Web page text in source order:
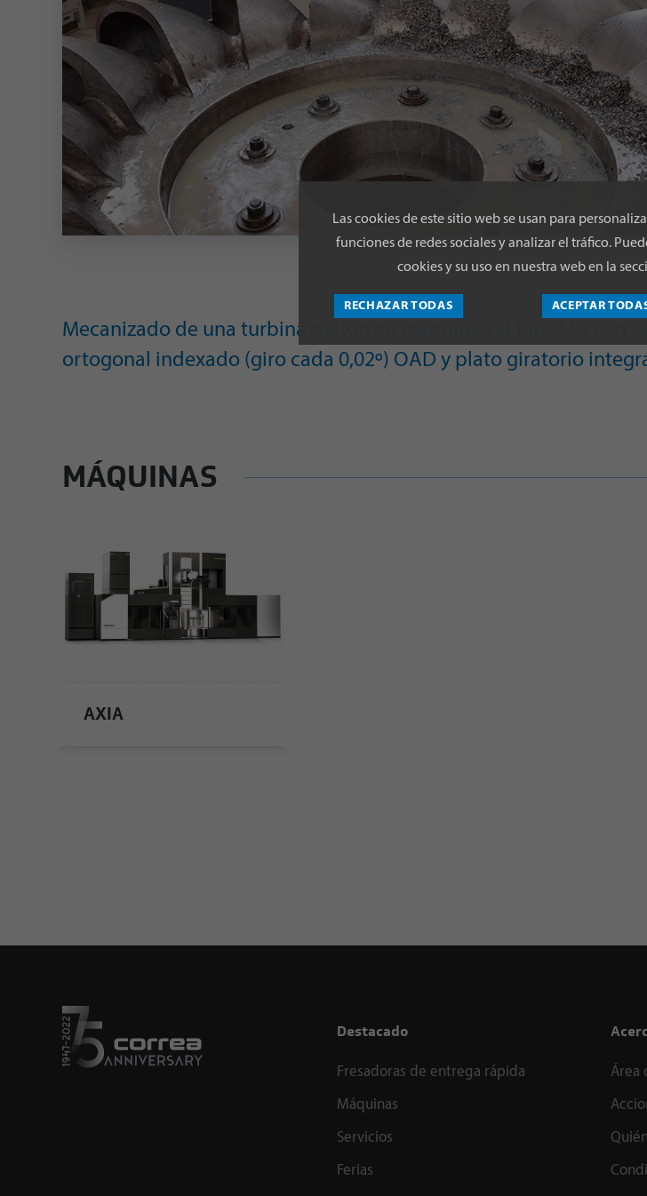
Mecanizado de una turbina pelton en máquina VH-Plus MG con
ortogonal indexado (giro cada 0,02º) OAD y plato giratorio
MÁQUINAS
AXIA
Destacado
Fresadoras de entrega rápida
Máquinas
Servicios
Ferias
Área
Las cookies de este sitio web se usan para
funciones de redes sociales y analizar el tráfico.
cookies y su uso en nuestra web en la
RECHAZAR TODAS ACEPTAR